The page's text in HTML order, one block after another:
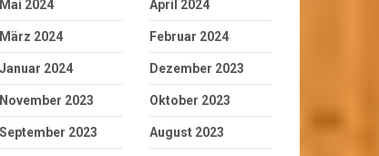
Mai 2024 April 2024
März 2024 Februar 2024
Januar 2024 Dezember 2023
November 2023 Oktober 2023
September 2023 August 2023